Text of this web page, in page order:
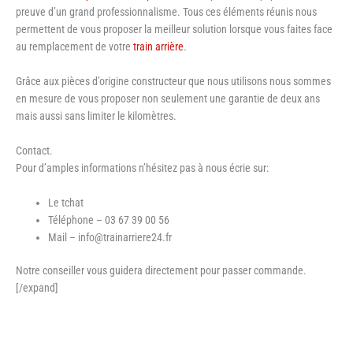
preuve d’un grand professionnalisme. Tous ces éléments réunis nous
permettent de vous proposer la meilleur solution lorsque vous faites face
au remplacement de votre train arrière.
Grâce aux pièces d’origine constructeur que nous utilisons nous sommes
en mesure de vous proposer non seulement une garantie de deux ans
mais aussi sans limiter le kilomètres.
Contact.
Pour d’amples informations n’hésitez pas à nous écrie sur:
Le tchat
Téléphone – 03 67 39 00 56
Mail – info@trainarriere24.fr
Notre conseiller vous guidera directement pour passer commande.
[/expand]